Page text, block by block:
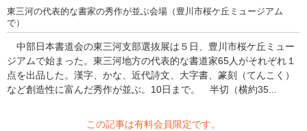
東三河の代表的な書家の秀作が並ぶ会場（豊川市桜ケ丘ミュージアム
で）
中部日本書道会の東三河支部選抜展は５日、豊川市桜ケ丘ミュー
ジアムで始まった。東三河地方の代表的な書道家65人がそれぞれ１
点を出品した。漢字、かな、近代詩文、大字書、篆刻（てんこく）
など創造性に富んだ秀作が並ぶ。10日まで。 半切（横約35...
この記事は有料会員限定です。